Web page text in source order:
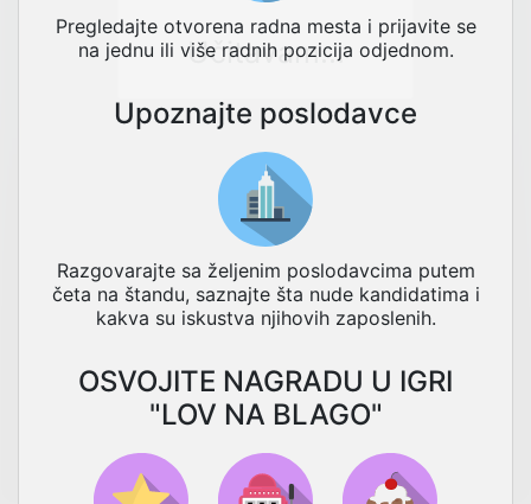
Učitavam...
Pregledajte otvorena radna mesta i prijavite se
na jednu ili više radnih pozicija odjednom.
Upoznajte poslodavce
Razgovarajte sa željenim poslodavcima putem
četa na štandu, saznajte šta nude kandidatima i
kakva su iskustva njihovih zaposlenih.
OSVOJITE NAGRADU U IGRI
"LOV NA BLAGO"